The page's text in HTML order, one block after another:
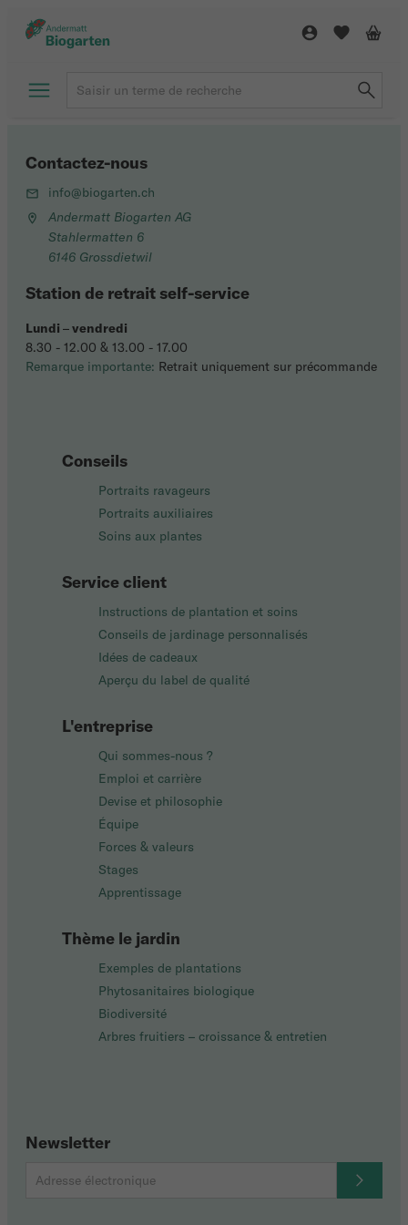
Conseils
Portraits ravageurs
Portraits auxiliaires
Soins aux plantes
Service client
Instructions de plantation et soins
Conseils de jardinage personnalisés
Idées de cadeaux
Aperçu du label de qualité
L'entreprise
Qui sommes-nous ?
Emploi et carrière
Devise et philosophie
Équipe
Forces & valeurs
Stages
Apprentissage
Thème le jardin
Exemples de plantations
Phytosanitaires biologique
Biodiversité
Arbres fruitiers – croissance & entretien
Newsletter
Contactez-nous
info@biogarten.ch
Andermatt Biogarten AG
Stahlermatten 6
6146 Grossdietwil
Station de retrait self-service
Lundi –vendredi
8.30 - 12.00 & 13.00 - 17.00
Remarque importante: Retrait uniquement sur précommande